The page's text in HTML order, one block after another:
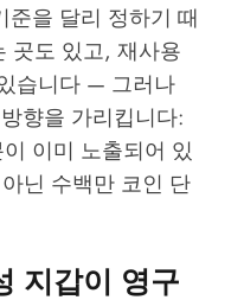
준을 달리 정하기 때
곳도 있고, 재사용
습니다 — 그러나
향을 가리킵니다:
이미 노출되어 있
닌 수백만 코인 단
지갑이 영구